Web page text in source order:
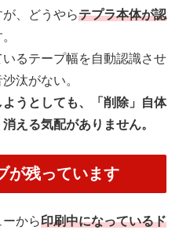
、どうやらテプラ本体が認
るテープ幅を自動認識させ
汰がない。
うとしても、「削除」自体
える気配がありません。
が残っています
から印刷中になっているド